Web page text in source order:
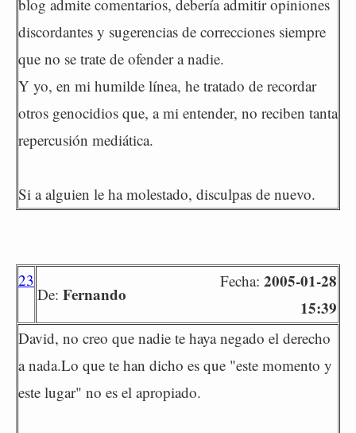
blog admite comentarios, debería admitir opiniones
discordantes y sugerencias de correcciones siempre
que no se trate de ofender a nadie.
Y yo, en mi humilde línea, he tratado de recordar
otros genocidios que, a mi entender, no reciben tanta
repercusión mediática.
Si a alguien le ha molestado, disculpas de nuevo.
23
De: Fernando
Fecha: 2005-01-28
15:39
David, no creo que nadie te haya negado el derecho
a nada.Lo que te han dicho es que "este momento y
este lugar" no es el apropiado.